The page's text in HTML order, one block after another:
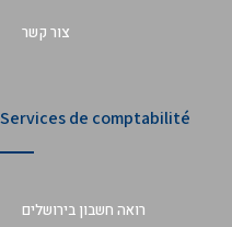
צור קשר
Services de comptabilité
רואה חשבון בירושלים